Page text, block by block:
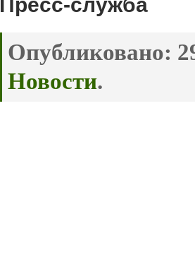
Опубликовано:
Новости.